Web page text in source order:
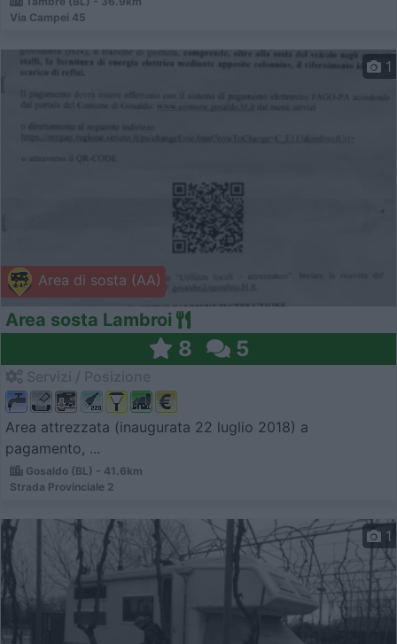
Via Campei 45
Area di sosta (AA)
1
Area sosta Lambroi
8 5
Area attrezzata (inaugurata 22 luglio 2018) a
pagamento, ...
Gosaldo (BL) - 41.6km
Strada Provinciale 2
1